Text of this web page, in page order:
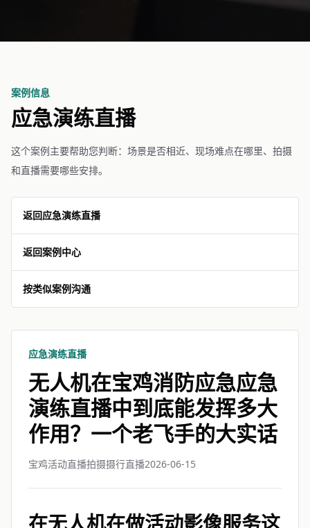
案例信息
应急演练直播
这个案例主要帮助您判断：场景是否相近、现场难点在哪里、拍摄
和直播需要哪些安排。
返回应急演练直播
返回案例中心
按类似案例沟通
应急演练直播
无人机在宝鸡消防应急应急
演练直播中到底能发挥多大
作用？一个老飞手的大实话
宝鸡活动直播拍摄摄行直播2026-06-15